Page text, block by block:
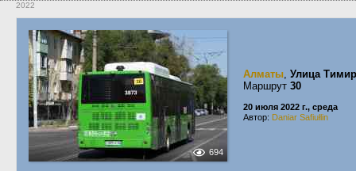
2022
694
Алматы, Улица
Маршрут 30
20 июля 2022 г., среда
Автор: Daniar Safiułlin